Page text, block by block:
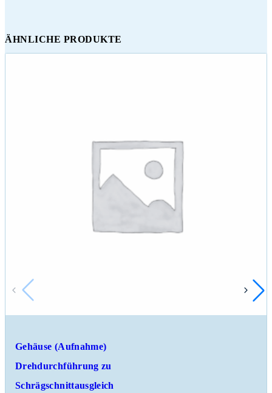
ÄHNLICHE PRODUKTE
Gehäuse (Aufnahme)
Drehdurchführung zu
Schrägschnittausgleich